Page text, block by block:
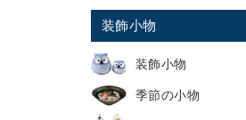
装飾小物
装飾小物
季節の小物